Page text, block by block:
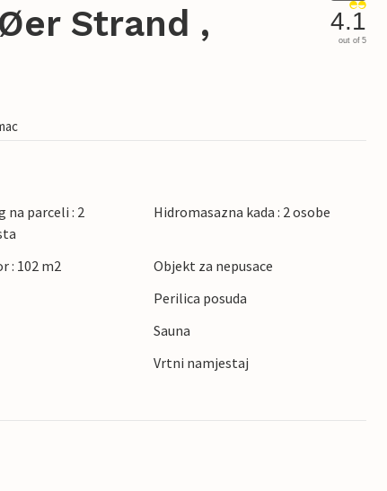
Strand ,
4.1
out of 5
na parceli : 2
Hidromasazna kada : 2 osobe
: 102 m2
Objekt za nepusace
Perilica posuda
Sauna
Vrtni namjestaj